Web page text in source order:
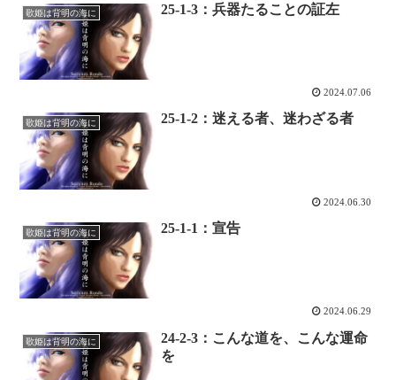
歌姫は背明の海に 25-1-3：兵器たることの証左
2024.07.06
歌姫は背明の海に 25-1-2：迷える者、迷わざる者
2024.06.30
歌姫は背明の海に 25-1-1：宣告
2024.06.29
歌姫は背明の海に
24-2-3：こんな道を、こんな運命
を